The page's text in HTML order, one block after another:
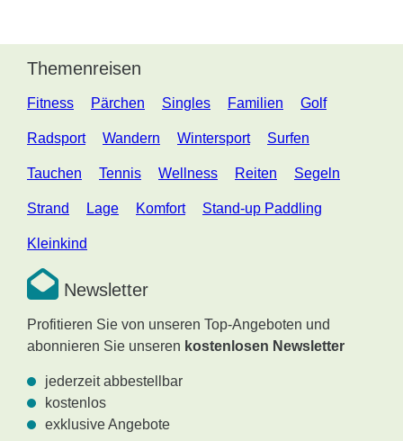
Themenreisen
Fitness Pärchen Singles Familien Golf
Radsport Wandern Wintersport Surfen
Tauchen Tennis Wellness Reiten Segeln
Strand Lage Komfort Stand-up Paddling
Kleinkind
Newsletter
Profitieren Sie von unseren Top-Angeboten und
abonnieren Sie unseren kostenlosen Newsletter
jederzeit abbestellbar
kostenlos
exklusive Angebote